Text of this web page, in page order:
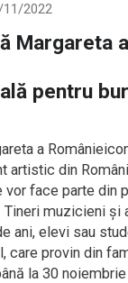
2022
Margareta
pentru
a
artistic din
face parte din
Tineri muzicieni și
ani, elevi sau
care provin din
la 30